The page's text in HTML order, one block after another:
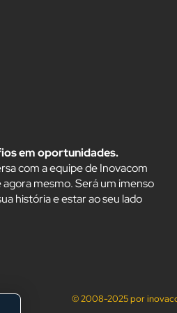
em oportunidades.
com a equipe de Inovacom
agora mesmo. Será um imenso
história e estar ao seu lado
© 2008-2025 por